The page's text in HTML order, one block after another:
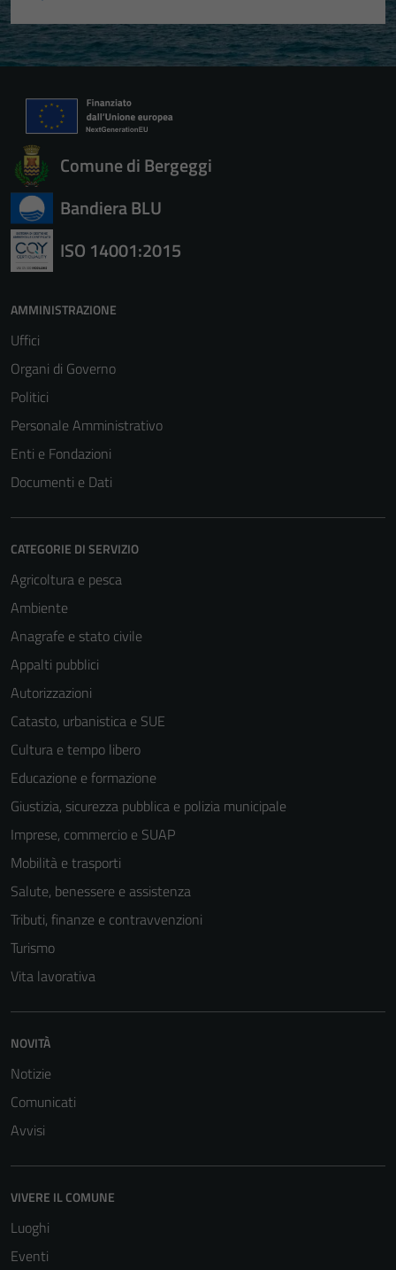
Comune di Bergeggi
Bandiera BLU
ISO 14001:2015
AMMINISTRAZIONE
Uffici
Organi di Governo
Politici
Personale Amministrativo
Enti e Fondazioni
Documenti e Dati
CATEGORIE DI SERVIZIO
Agricoltura e pesca
Ambiente
Anagrafe e stato civile
Appalti pubblici
Autorizzazioni
Catasto, urbanistica e SUE
Cultura e tempo libero
Educazione e formazione
Giustizia, sicurezza pubblica e polizia municipale
Imprese, commercio e SUAP
Mobilità e trasporti
Salute, benessere e assistenza
Tributi, finanze e contravvenzioni
Turismo
Vita lavorativa
NOVITÀ
Notizie
Comunicati
Avvisi
VIVERE IL COMUNE
Luoghi
Eventi